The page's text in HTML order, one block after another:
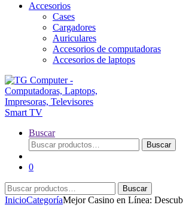
Accesorios
Cases
Cargadores
Auriculares
Accesorios de computadoras
Accesorios de laptops
Buscar
Buscar
por:
Buscar
0
Buscar
por:
Buscar
InicioCategoríaMejor Casino en Línea: